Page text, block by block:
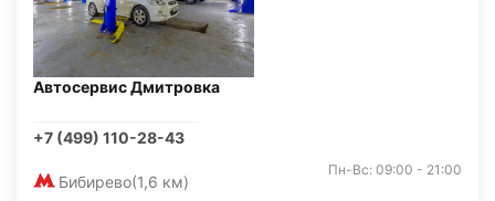
Автосервис Дмитровка
+7 (499) 110-28-43
Бибирево(1,6 км)
Пн-Вс: 09:00 - 21:00